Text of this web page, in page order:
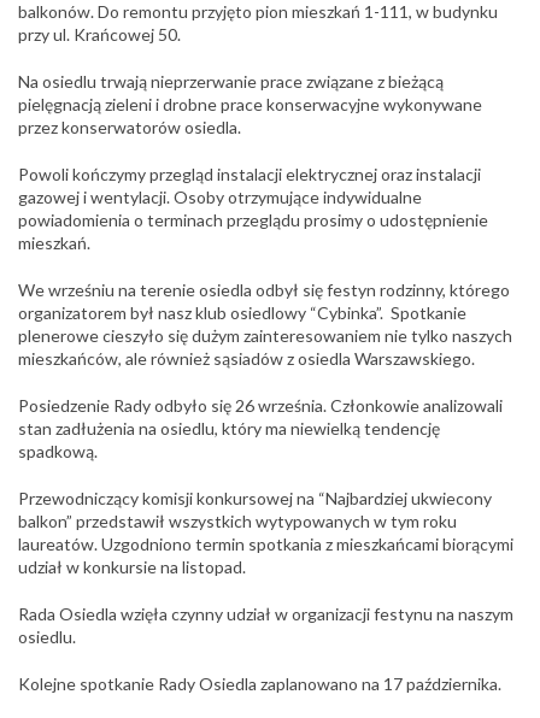
balkonów. Do remontu przyjęto pion mieszkań 1-111, w budynku
przy ul. Krańcowej 50.
Na osiedlu trwają nieprzerwanie prace związane z bieżącą
pielęgnacją zieleni i drobne prace konserwacyjne wykonywane
przez konserwatorów osiedla.
Powoli kończymy przegląd instalacji elektrycznej oraz instalacji
gazowej i wentylacji. Osoby otrzymujące indywidualne
powiadomienia o terminach przeglądu prosimy o udostępnienie
mieszkań.
We wrześniu na terenie osiedla odbył się festyn rodzinny, którego
organizatorem był nasz klub osiedlowy “Cybinka”. Spotkanie
plenerowe cieszyło się dużym zainteresowaniem nie tylko naszych
mieszkańców, ale również sąsiadów z osiedla Warszawskiego.
Posiedzenie Rady odbyło się 26 września. Członkowie analizowali
stan zadłużenia na osiedlu, który ma niewielką tendencję
spadkową.
Przewodniczący komisji konkursowej na “Najbardziej ukwiecony
balkon” przedstawił wszystkich wytypowanych w tym roku
laureatów. Uzgodniono termin spotkania z mieszkańcami biorącymi
udział w konkursie na listopad.
Rada Osiedla wzięła czynny udział w organizacji festynu na naszym
osiedlu.
Kolejne spotkanie Rady Osiedla zaplanowano na 17 października.